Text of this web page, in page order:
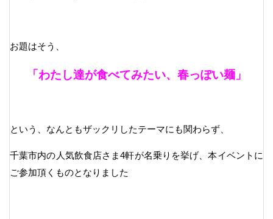
お題はそう、
「わたし達が食べてみたい、春っぽい麺」
という、なんともザックリしたテーマにも関わらず、
千葉市内の人気飲食店さま4軒が名乗りを挙げ、本イベントに
ご参加頂くものとなりました